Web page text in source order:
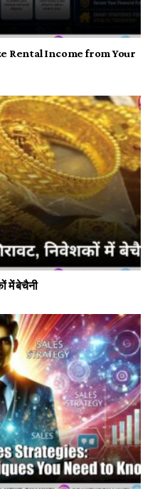
Rental Income from Your
में बेचैनी